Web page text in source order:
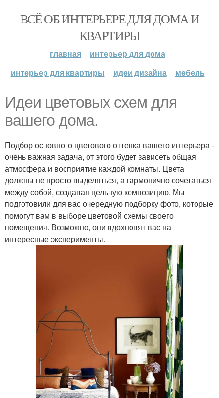
ВСЁ ОБ ИНТЕРЬЕРЕ ДЛЯ ДОМА И
КВАРТИРЫ
главная
интерьер для дома
интерьер для квартиры
идеи дизайна мебель
Идеи цветовых схем для
вашего дома.
Подбор основного цветового оттенка вашего интерьера -
очень важная задача, от этого будет зависеть общая
атмосфера и восприятие каждой комнаты. Цвета
должны не просто выделяться, а гармонично сочетаться
между собой, создавая цельную композицию. Мы
подготовили для вас очередную подборку фото, которые
помогут вам в выборе цветовой схемы своего
помещения. Возможно, они вдохновят вас на
интересные эксперименты.